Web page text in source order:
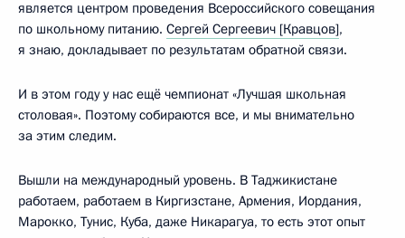
является центром проведения Всероссийского совещания
по школьному питанию. Сергей Сергеевич [Кравцов],
я знаю, докладывает по результатам обратной связи.
И в этом году у нас ещё чемпионат «Лучшая школьная
столовая». Поэтому собираются все, и мы внимательно
за этим следим.
Вышли на международный уровень. В Таджикистане
работаем, работаем в Киргизстане, Армения, Иордания,
Марокко, Тунис, Куба, даже Никарагуа, то есть этот опыт